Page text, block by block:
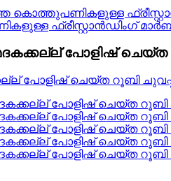
ഫ്രീസ്റ്റാൻഡിംഗ്
പോളിഷ്